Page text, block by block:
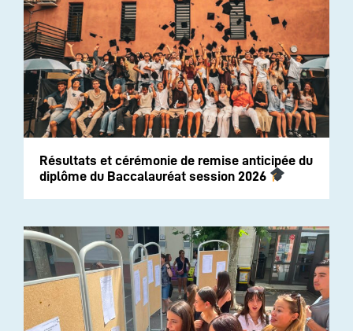
Résultats et cérémonie de remise anticipée du
diplôme du Baccalauréat session 2026